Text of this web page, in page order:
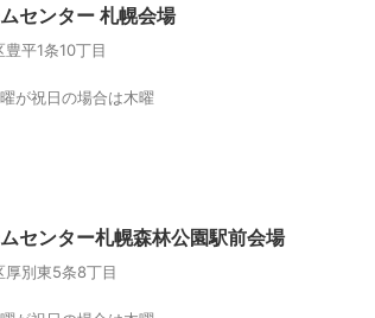
センター 札幌会場
平1条10丁目
が祝日の場合は木曜
センター札幌森林公園駅前会場
厚別東5条8丁目